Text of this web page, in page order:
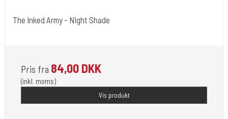
The Inked Army - Night Shade
Pris fra 84,00 DKK
(inkl. moms)
Vis produkt